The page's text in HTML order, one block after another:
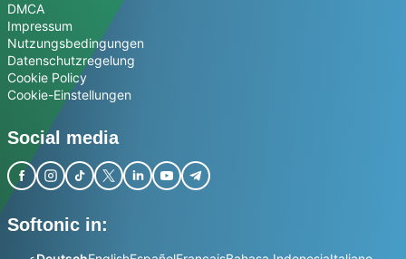
DMCA
Impressum
Nutzungsbedingungen
Datenschutzregelung
Cookie Policy
Cookie-Einstellungen
Social media
Softonic in: